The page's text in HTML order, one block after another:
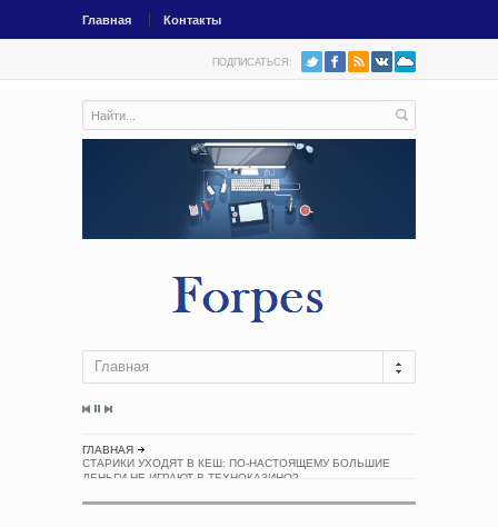
Главная Контакты
ПОДПИСАТЬСЯ:
Главная
ГЛАВНАЯ
СТАРИКИ УХОДЯТ В КЕШ: ПО-НАСТОЯЩЕМУ БОЛЬШИЕ
ДЕНЬГИ НЕ ИГРАЮТ В ТЕХНОКАЗИНО?